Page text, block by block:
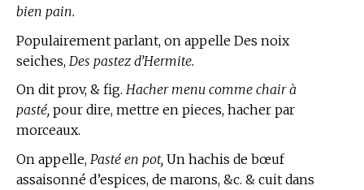
bien pain.
Populairement parlant, on appelle Des noix
seiches, Des pastez d’Hermite.
On dit prov, & fig. Hacher menu comme chair à
pasté, pour dire, mettre en pieces, hacher par
morceaux.
On appelle, Pasté en pot, Un hachis de bœuf
assaisonné d’espices, de marons, &c. & cuit dans